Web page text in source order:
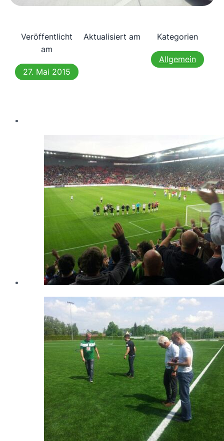
Veröffentlicht
am
27. Mai 2015
Aktualisiert am Kategorien
Allgemein